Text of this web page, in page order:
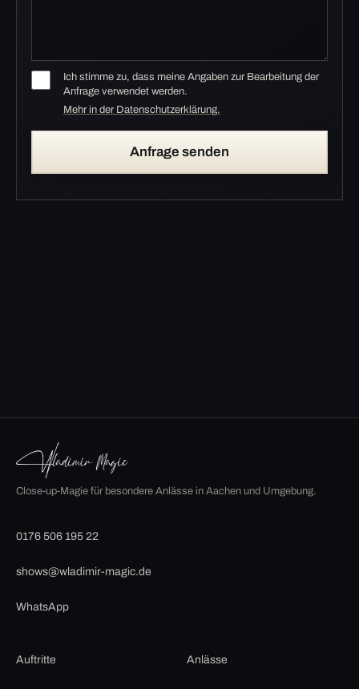
Ich stimme zu, dass meine Angaben zur Bearbeitung der
Anfrage verwendet werden.
Mehr in der Datenschutzerklärung.
Anfrage senden
Close-up-Magie für besondere Anlässe in Aachen und Umgebung.
0176 506 195 22
shows@wladimir-magic.de
WhatsApp
Auftritte Anlässe